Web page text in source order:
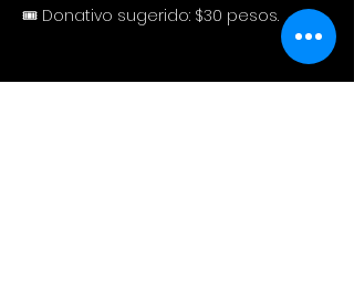
🎟️ Donativo sugerido: $30 pesos.